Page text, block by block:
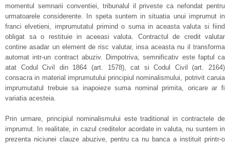
momentul semnarii conventiei, tribunalul il priveste ca nefondat pentru
urmatoarele considerente. In speta suntem in situatia unui imprumut in
franci elvetieni, imprumutatul primind o suma in aceasta valuta si fiind
obligat sa o restituie in aceeasi valuta. Contractul de credit valutar
contine asadar un element de risc valutar, insa aceasta nu il transforma
automat intr-un contract abuziv. Dimpotriva, semnificativ este faptul ca
atat Codul Civil din 1864 (art. 1578), cat si Codul Civil (art. 2164)
consacra in material imprumutului principiul nominalismului, potrivit caruia
imprumutatul trebuie sa inapoieze suma nominal primita, oricare ar fi
variatia acesteia.
Prin urmare, principiul nominalismului este traditional in contractele de
imprumut. In realitate, in cazul creditelor acordate in valuta, nu suntem in
prezenta niciunei clauze abuzive, pentru ca nu banca a instituit printr-o